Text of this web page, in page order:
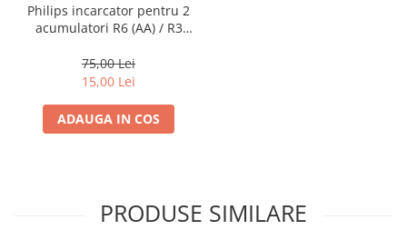
Philips incarcator pentru 2
acumulatori R6 (AA) / R3
75,00 Lei
15,00 Lei
ADAUGA IN COS
PRODUSE SIMILARE